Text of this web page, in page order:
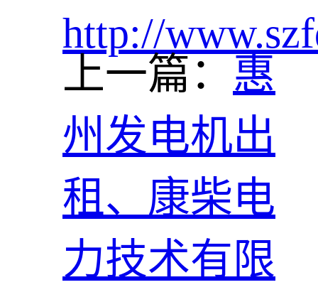
http://
上一篇： 惠
州发电机出
租、康柴电
力技术有限